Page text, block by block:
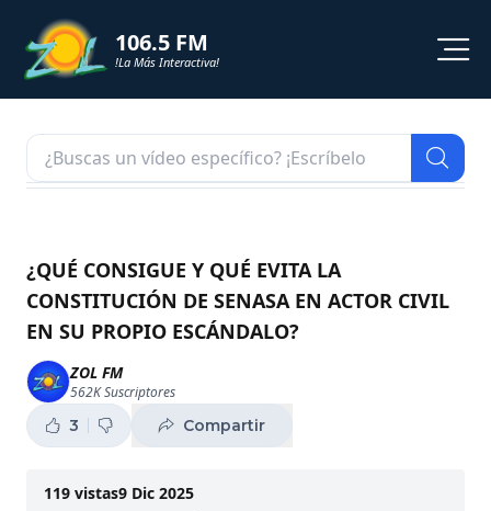
106.5 FM
!La Más Interactiva!
NOTICIAS
SHORTS
PODCAST
ZOL TV
¿QUÉ CONSIGUE Y QUÉ EVITA LA
CONSTITUCIÓN DE SENASA EN ACTOR CIVIL
EN SU PROPIO ESCÁNDALO?
ZOL FM
562KSuscriptores
3 Compartir
119 vistas9 Dic 2025